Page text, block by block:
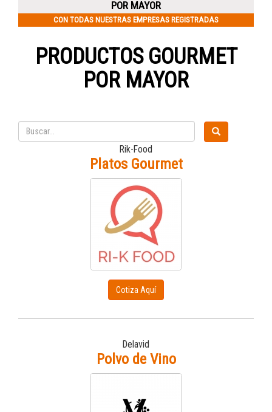
POR MAYOR
CON TODAS NUESTRAS EMPRESAS REGISTRADAS
PRODUCTOS GOURMET
POR MAYOR
Rik-Food
Platos Gourmet
Cotiza Aquí
Delavid
Polvo de Vino